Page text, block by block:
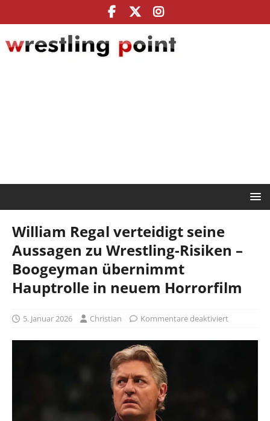
William Regal verteidigt seine
Aussagen zu Wrestling-Risiken –
Boogeyman übernimmt
Hauptrolle in neuem Horrorfilm
5. Januar 2026 Christian Kommentare deaktiviert